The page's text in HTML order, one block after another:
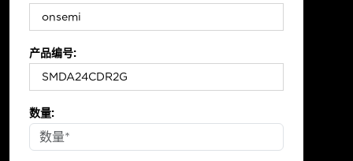
产品编号:
数量: